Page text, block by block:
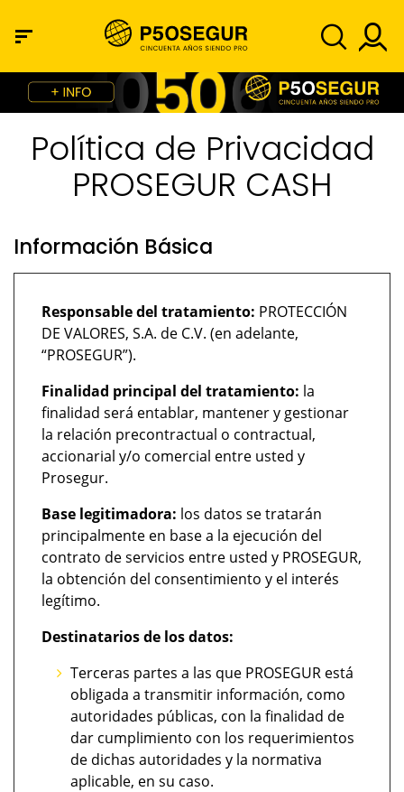
Política de Privacidad
PROSEGUR CASH
Información Básica
Responsable del tratamiento: PROTECCIÓN
DE VALORES, S.A. de C.V. (en adelante,
“PROSEGUR”).
Finalidad principal del tratamiento: la
finalidad será entablar, mantener y gestionar
la relación precontractual o contractual,
accionarial y/o comercial entre usted y
Prosegur.
Base legitimadora: los datos se tratarán
principalmente en base a la ejecución del
contrato de servicios entre usted y PROSEGUR,
la obtención del consentimiento y el interés
legítimo.
Destinatarios de los datos:
Terceras partes a las que PROSEGUR está
obligada a transmitir información, como
autoridades públicas, con la finalidad de
dar cumplimiento con los requerimientos
de dichas autoridades y la normativa
aplicable, en su caso.